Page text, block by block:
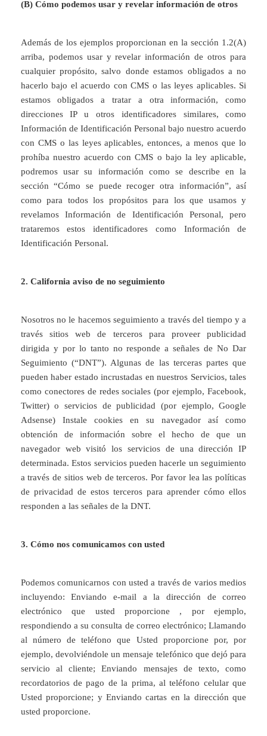
(B) Cómo podemos usar y revelar información de otros
Además de los ejemplos proporcionan en la sección 1.2(A)
arriba, podemos usar y revelar información de otros para
cualquier propósito, salvo donde estamos obligados a no
hacerlo bajo el acuerdo con CMS o las leyes aplicables. Si
estamos obligados a tratar a otra información, como
direcciones IP u otros identificadores similares, como
Información de Identificación Personal bajo nuestro acuerdo
con CMS o las leyes aplicables, entonces, a menos que lo
prohíba nuestro acuerdo con CMS o bajo la ley aplicable,
podremos usar su información como se describe en la
sección “Cómo se puede recoger otra información”, así
como para todos los propósitos para los que usamos y
revelamos Información de Identificación Personal, pero
trataremos estos identificadores como Información de
Identificación Personal.
2. California aviso de no seguimiento
Nosotros no le hacemos seguimiento a través del tiempo y a
través sitios web de terceros para proveer publicidad
dirigida y por lo tanto no responde a señales de No Dar
Seguimiento (“DNT”). Algunas de las terceras partes que
pueden haber estado incrustadas en nuestros Servicios, tales
como conectores de redes sociales (por ejemplo, Facebook,
Twitter) o servicios de publicidad (por ejemplo, Google
Adsense) Instale cookies en su navegador así como
obtención de información sobre el hecho de que un
navegador web visitó los servicios de una dirección IP
determinada. Estos servicios pueden hacerle un seguimiento
a través de sitios web de terceros. Por favor lea las políticas
de privacidad de estos terceros para aprender cómo ellos
responden a las señales de la DNT.
3. Cómo nos comunicamos con usted
Podemos comunicarnos con usted a través de varios medios
incluyendo: Enviando e-mail a la dirección de correo
electrónico que usted proporcione , por ejemplo,
respondiendo a su consulta de correo electrónico; Llamando
al número de teléfono que Usted proporcione por, por
ejemplo, devolviéndole un mensaje telefónico que dejó para
servicio al cliente; Enviando mensajes de texto, como
recordatorios de pago de la prima, al teléfono celular que
Usted proporcione; y Enviando cartas en la dirección que
usted proporcione.